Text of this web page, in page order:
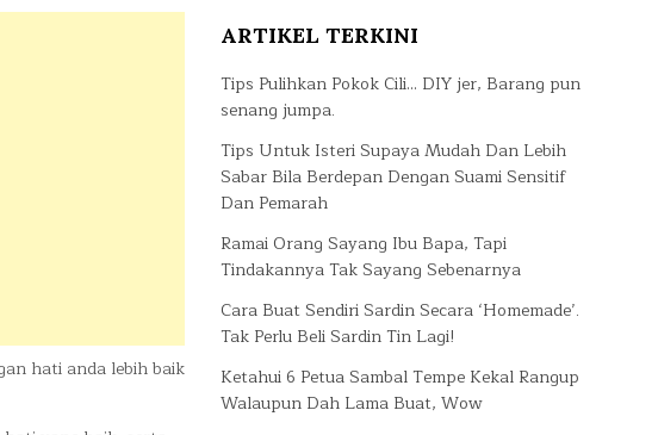
hati anda lebih baik
ARTIKEL TERKINI
Tips Pulihkan Pokok Cili… DIY jer, Barang pun
senang jumpa.
Tips Untuk Isteri Supaya Mudah Dan Lebih
Sabar Bila Berdepan Dengan Suami Sensitif
Dan Pemarah
Ramai Orang Sayang Ibu Bapa, Tapi
Tindakannya Tak Sayang Sebenarnya
Cara Buat Sendiri Sardin Secara ‘Homemade’.
Tak Perlu Beli Sardin Tin Lagi!
Ketahui 6 Petua Sambal Tempe Kekal Rangup
Walaupun Dah Lama Buat, Wow